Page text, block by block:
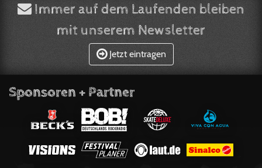
Immer auf dem Laufenden bleiben
mit unserem Newsletter
Jetzt eintragen
Sponsoren + Partner